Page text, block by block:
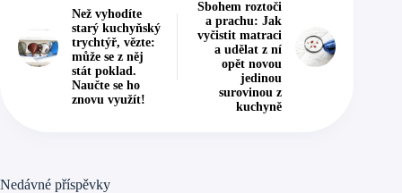
Než vyhodíte
starý kuchyňský
trychtýř, vězte:
může se z něj
stát poklad.
Naučte se ho
znovu využít!
Sbohem roztoči
a prachu: Jak
vyčistit matraci
a udělat z ní
opět novou
jedinou
surovinou z
kuchyně
Nedávné příspěvky